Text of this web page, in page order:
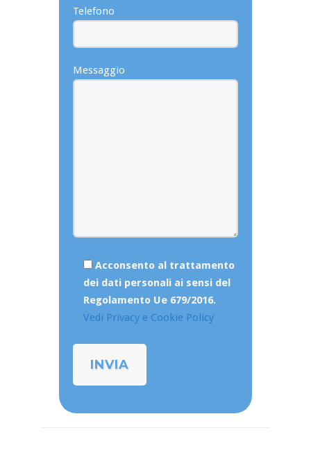
Telefono
Messaggio
Acconsento al trattamento
dei dati personali ai sensi del
Regolamento Ue 679/2016.
Vedi Privacy e Cookie Policy